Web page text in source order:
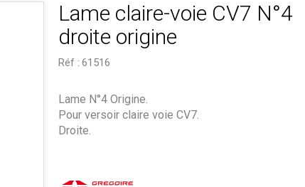
Lame claire-voie CV7 N°4
droite origine
Réf : 61516
Lame N°4 Origine.
Pour versoir claire voie CV7.
Droite.